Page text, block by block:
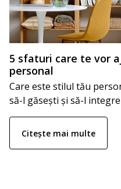
5 sfaturi care te vor
personal
Care este stilul tău
să-l găsești și să-l
Citește mai multe